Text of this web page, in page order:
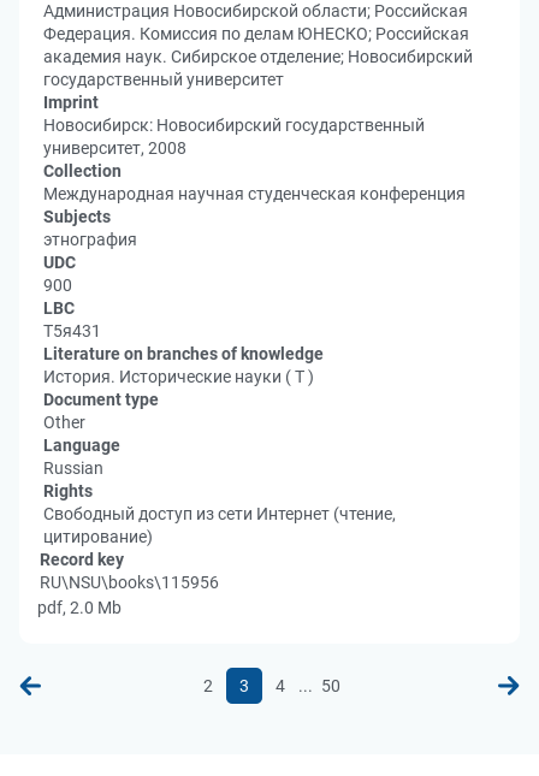
Администрация Новосибирской области; Российская
Федерация. Комиссия по делам ЮНЕСКО; Российская
академия наук. Сибирское отделение; Новосибирский
государственный университет
Imprint
Новосибирск: Новосибирский государственный
университет, 2008
Collection
Международная научная студенческая конференция
Subjects
этнография
UDC
900
LBC
Т5я431
Literature on branches of knowledge
История. Исторические науки ( Т )
Document type
Other
Language
Russian
Rights
Свободный доступ из сети Интернет (чтение,
цитирование)
Record key
RU\NSU\books\115956
pdf, 2.0 Mb
2 3 4 ... 50